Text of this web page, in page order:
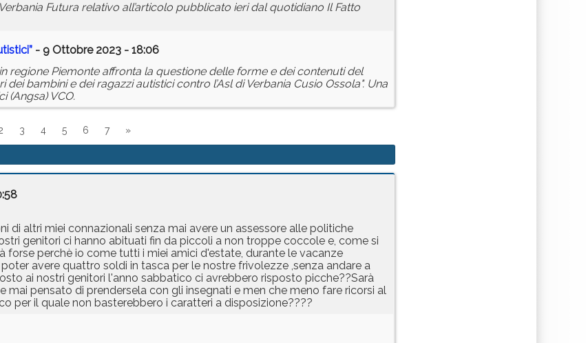
Futura relativo all’articolo pubblicato ieri dal quotidiano Il Fatto
- 9 Ottobre 2023 - 18:06
regione Piemonte affronta la questione delle forme e dei contenuti del
bambini e dei ragazzi autistici contro l’Asl di Verbania Cusio Ossola". Una
(Angsa) VCO.
3 4 5 6 7 »
altri miei connazionali senza mai avere un assessore alle politiche
genitori ci hanno abituati fin da piccoli a non troppe coccole e, come si
forse perchè io come tutti i miei amici d'estate, durante le vacanze
avere quattro soldi in tasca per le nostre frivolezze ,senza andare a
ai nostri genitori l'anno sabbatico ci avrebbero risposto picche??Sarà
pensato di prendersela con gli insegnati e men che meno fare ricorsi al
per il quale non basterebbero i caratteri a disposizione????